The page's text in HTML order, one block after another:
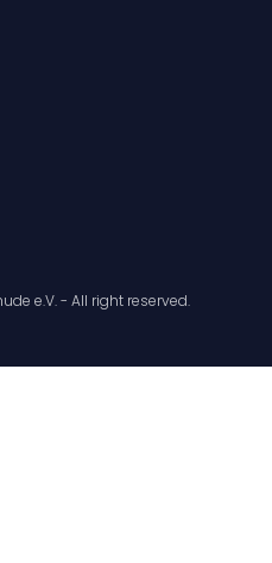
e.V. - All right reserved.